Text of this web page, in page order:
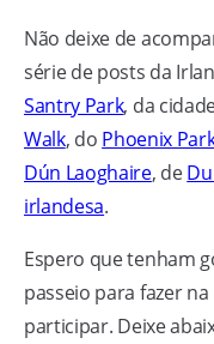
Não deixe de
série de posts da
Santry Park, da
Walk, do Phoenix
Dún Laoghaire, de
irlandesa.
Espero que tenham
passeio para fazer
participar. Deixe